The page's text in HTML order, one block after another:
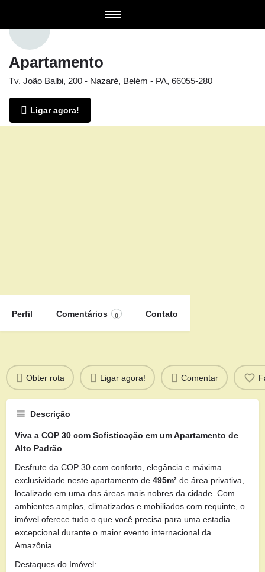
Apartamento
Tv. João Balbi, 200 - Nazaré, Belém - PA, 66055-280
Ligar agora!
Perfil Comentários 0 Contato
Obter rota Ligar agora! Comentar
Descrição
Viva a COP 30 com Sofisticação em um Apartamento de
Alto Padrão
Desfrute da COP 30 com conforto, elegância e máxima
exclusividade neste apartamento de 495m² de área privativa,
localizado em uma das áreas mais nobres da cidade. Com
ambientes amplos, climatizados e mobiliados com requinte, o
imóvel oferece tudo o que você precisa para uma estadia
excepcional durante o maior evento internacional da
Amazônia.
Destaques do Imóvel: